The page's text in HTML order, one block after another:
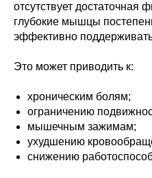
отсутствует достаточная
глубокие мышцы
эффективно
Это может приводить к:
хроническим болям;
ограничению
мышечным зажимам;
ухудшению
снижению